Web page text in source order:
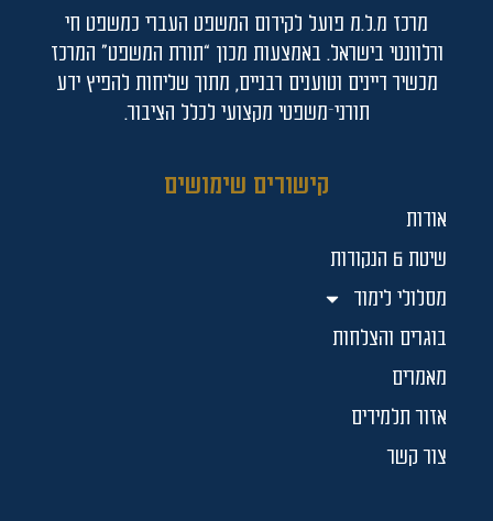
מרכז מ.ל.מ פועל לקידום המשפט העברי כמשפט חי
ורלוונטי בישראל. באמצעות מכון “תורת המשפט” המרכז
מכשיר דיינים וטוענים רבניים, מתוך שליחות להפיץ ידע
תורני־משפטי מקצועי לכלל הציבור.
קישורים שימושים
אודות
שיטת 6 הנקודות
מסלולי לימוד
בוגרים והצלחות
מאמרים
אזור תלמידים
צור קשר